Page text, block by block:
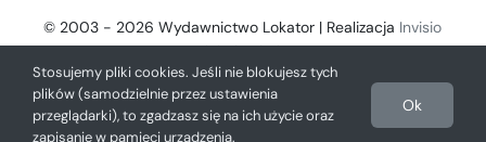
© 2003 - 2026 Wydawnictwo Lokator | Realizacja Invisio
- Digital Solutions
Stosujemy pliki cookies. Jeśli nie blokujesz tych
plików (samodzielnie przez ustawienia
przeglądarki), to zgadzasz się na ich użycie oraz
zapisanie w pamięci urządzenia.
Ok